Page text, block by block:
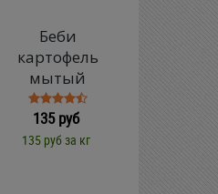
Беби
картофель
мытый
135 руб
135 руб за кг